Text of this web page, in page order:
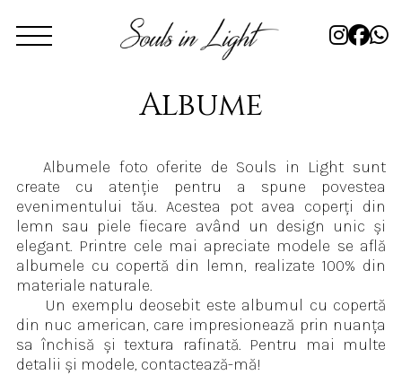
Albume
Albumele foto oferite de Souls in Light sunt
create cu atenție pentru a spune povestea
evenimentului tău. Acestea pot avea coperți din
lemn sau piele fiecare având un design unic și
elegant. Printre cele mai apreciate modele se află
albumele cu copertă din lemn, realizate 100% din
materiale naturale.
Un exemplu deosebit este albumul cu copertă
din nuc american, care impresionează prin nuanța
sa închisă și textura rafinată. Pentru mai multe
detalii și modele, contactează-mă!